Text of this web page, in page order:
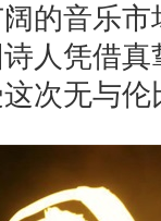
的音乐
人凭借
次无与